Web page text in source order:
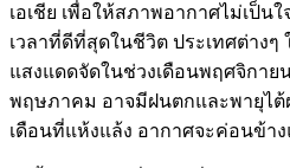
เอเชีย เพื่อให้สภาพอากาศไม่เป็น
เวลาที่ดีที่สุดในชีวิต ประเทศต่างๆ
แสงแดดจัดในช่วงเดือนพฤศจิกาย
พฤษภาคม อาจมีฝนตกและพายุไต้
เดือนที่แห้งแล้ง อากาศจะค่อนข้าง